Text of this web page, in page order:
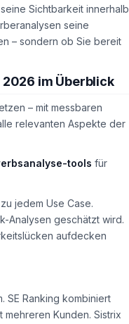
Sichtbarkeit innerhalb
seine
– sondern ob Sie bereit
im Überblick
– mit messbaren
relevanten Aspekte der
tools für
jedem Use Case.
Analysen geschätzt wird.
aufdecken
SE Ranking kombiniert
Kunden. Sistrix